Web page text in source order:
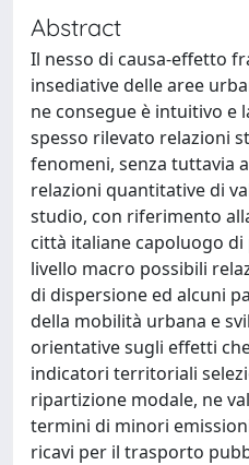
Abstract
Il nesso di causa-effetto
insediative delle aree
ne consegue è intuitivo e
spesso rilevato relazioni
fenomeni, senza tuttavia
relazioni quantitative di
studio, con riferimento
città italiane capoluogo di
livello macro possibili
di dispersione ed alcuni
della mobilità urbana e
orientative sugli effetti
indicatori territoriali
ripartizione modale, ne
termini di minori
ricavi per il trasporto